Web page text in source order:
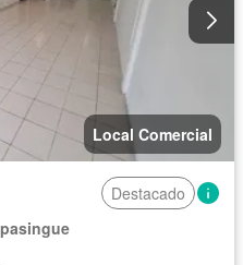
Local Comercial
Destacado